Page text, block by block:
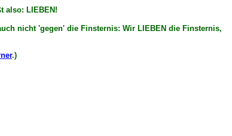
also: LIEBEN!
nicht 'gegen' die Finsternis: Wir LIEBEN die Finsternis,
.)